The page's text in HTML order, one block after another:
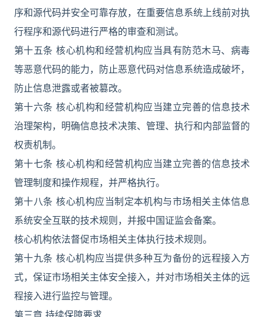
序和源代码并安全可靠存放，在重要信息系统上线前对执
行程序和源代码进行严格的审查和测试。
第十五条 核心机构和经营机构应当具有防范木马、病毒
等恶意代码的能力，防止恶意代码对信息系统造成破坏，
防止信息泄露或者被篡改。
第十六条 核心机构和经营机构应当建立完善的信息技术
治理架构，明确信息技术决策、管理、执行和内部监督的
权责机制。
第十七条 核心机构和经营机构应当建立完善的信息技术
管理制度和操作规程，并严格执行。
第十八条 核心机构应当制定本机构与市场相关主体信息
系统安全互联的技术规则，并报中国证监会备案。
核心机构依法督促市场相关主体执行技术规则。
第十九条 核心机构应当提供多种互为备份的远程接入方
式，保证市场相关主体安全接入，并对市场相关主体的远
程接入进行监控与管理。
第三章 持续保障要求